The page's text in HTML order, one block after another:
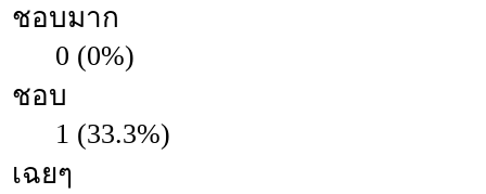
ชอบมาก
0 (0%)
ชอบ
1 (33.3%)
เฉยๆ